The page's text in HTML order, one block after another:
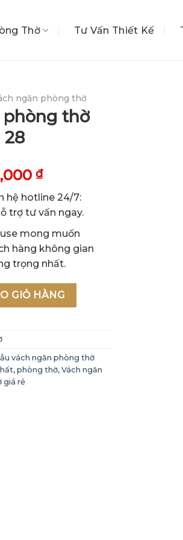
Thờ Tư Vấn Thiết Kế
ngăn phòng thờ
phòng thờ
28
₫.
₫Giá
hiện
tại
là:
1,400,000 ₫.
hệ hotline 24/7:
trợ tư vấn ngay.
mong muốn
hàng không gian
trọng nhất.
2021 - Mẫu 28 số lượng
GIỎ HÀNG
vách ngăn phòng thờ
, phòng thờ, Vách ngăn
giá rẻ